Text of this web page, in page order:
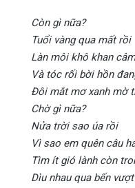
Còn gì nữa?
Tuổi vàng qua mất rồi
Làn môi khô khan
Và tóc rối bời hồn
Đôi mắt mơ xanh mờ
Chờ gì nữa?
Nửa trời sao úa rồi
Vì sao em quên câu
Tìm ít gió lành còn
Dìu nhau qua bến